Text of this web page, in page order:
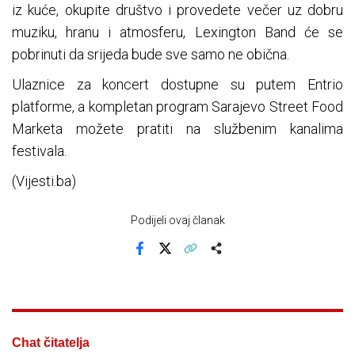
iz kuće, okupite društvo i provedete večer uz dobru
muziku, hranu i atmosferu, Lexington Band će se
pobrinuti da srijeda bude sve samo ne obična.
Ulaznice za koncert dostupne su putem Entrio
platforme, a kompletan program Sarajevo Street Food
Marketa možete pratiti na službenim kanalima
festivala.
(Vijesti.ba)
Podijeli ovaj članak
Chat čitatelja